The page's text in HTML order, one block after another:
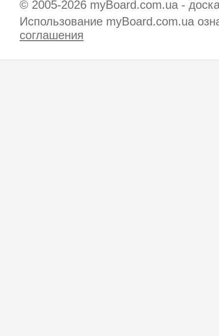
© 2005-2026 myBoard.com.ua -
Использование myBoard.com.ua
соглашения